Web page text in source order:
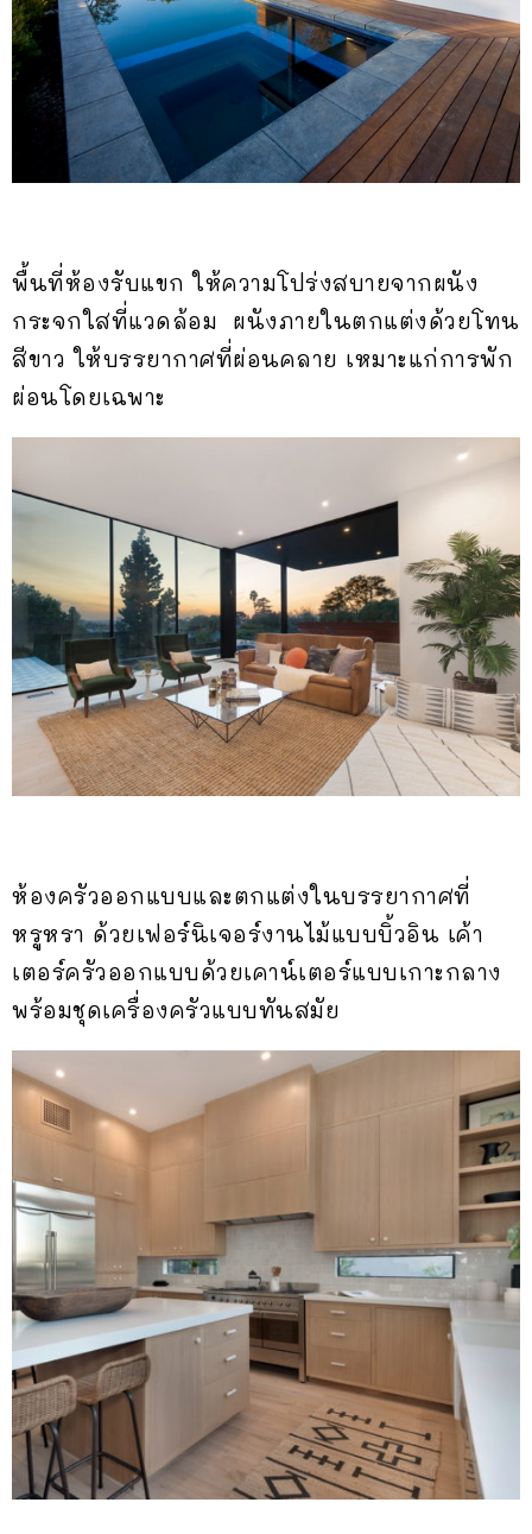
พื้นที่ห้องรับแขก ให้ความโปร่งสบายจากผนัง
กระจกใสที่แวดล้อม ผนังภายในตกแต่งด้วยโทน
สีขาว ให้บรรยากาศที่ผ่อนคลาย เหมาะแก่การพัก
ผ่อนโดยเฉพาะ
ห้องครัวออกแบบและตกแต่งในบรรยากาศที่
หรูหรา ด้วยเฟอร์นิเจอร์งานไม้แบบบิ้วอิน เค้า
เตอร์ครัวออกแบบด้วยเคาน์เตอร์แบบเกาะกลาง
พร้อมชุดเครื่องครัวแบบทันสมัย